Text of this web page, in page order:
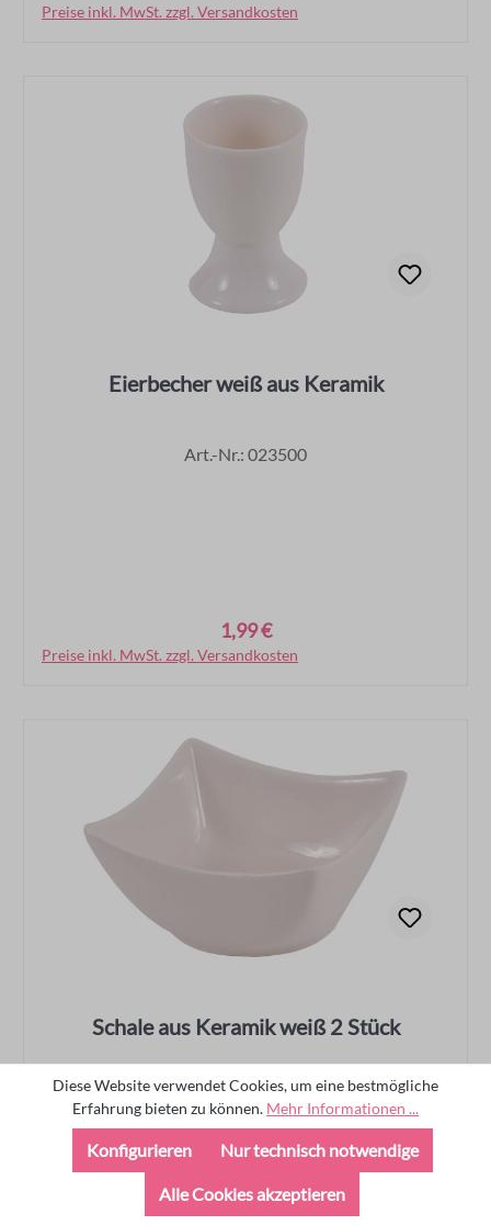
Preise inkl. MwSt. zzgl. Versandkosten
In den Warenkorb
Eierbecher weiß aus Keramik
Art.-Nr.: 023500
1,99 €
Preise inkl. MwSt. zzgl. Versandkosten
In den Warenkorb
Schale aus Keramik weiß 2 Stück
Art.-Nr.: 023501
Diese Website verwendet Cookies, um eine bestmögliche
Erfahrung bieten zu können. Mehr Informationen ...
Nur technisch notwendige
Konfigurieren
Alle Cookies akzeptieren